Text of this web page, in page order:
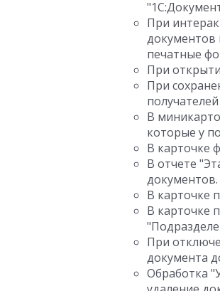
При
документов
печатные
При
При
В
которые у
В карточке
В отчете
документов.
В карточке
В карточке
При
документа
Обработка